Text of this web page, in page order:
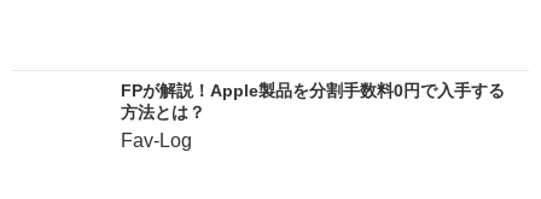
FPが解説！Apple製品を分割手数料0円で入手する
方法とは？
Fav-Log